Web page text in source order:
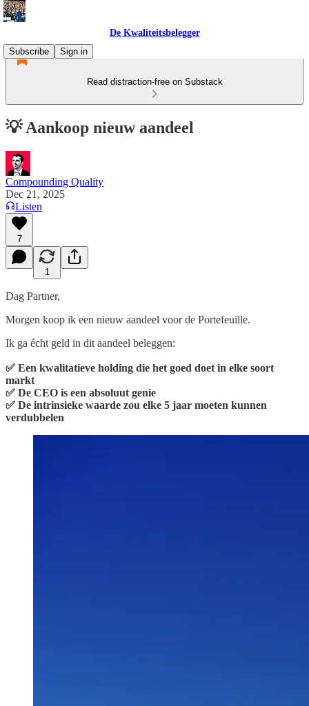
De Kwaliteitsbelegger
Subscribe
Sign in
Read distraction-free on Substack
💡 Aankoop nieuw aandeel
Compounding Quality
Dec 21, 2025
Listen
7
1
Dag Partner,
Morgen koop ik een nieuw aandeel voor de Portefeuille.
Ik ga écht geld in dit aandeel beleggen:
✅ Een kwalitatieve holding die het goed doet in elke soort
markt
✅ De CEO is een absoluut genie
✅ De intrinsieke waarde zou elke 5 jaar moeten kunnen
verdubbelen